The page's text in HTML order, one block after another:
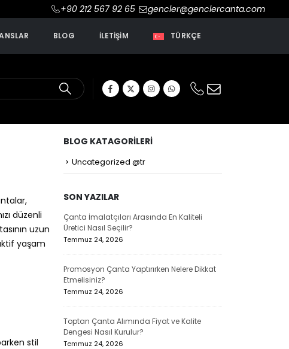
+90 212 567 92 65 gencler@genclercanta.com
BLOG İLETIŞIM TÜRKÇE
düzenli
uzun
yaşam
stil
BLOG KATAGORILERI
Uncategorized @tr
SON YAZILAR
Çanta İmalatçıları Arasında En Kaliteli
Üretici Nasıl Seçilir?
Temmuz 24, 2026
Promosyon Çanta Yaptırırken Nelere Dikkat
Etmelisiniz?
Temmuz 24, 2026
Toptan Çanta Alımında Fiyat ve Kalite
Dengesi Nasıl Kurulur?
Temmuz 24, 2026